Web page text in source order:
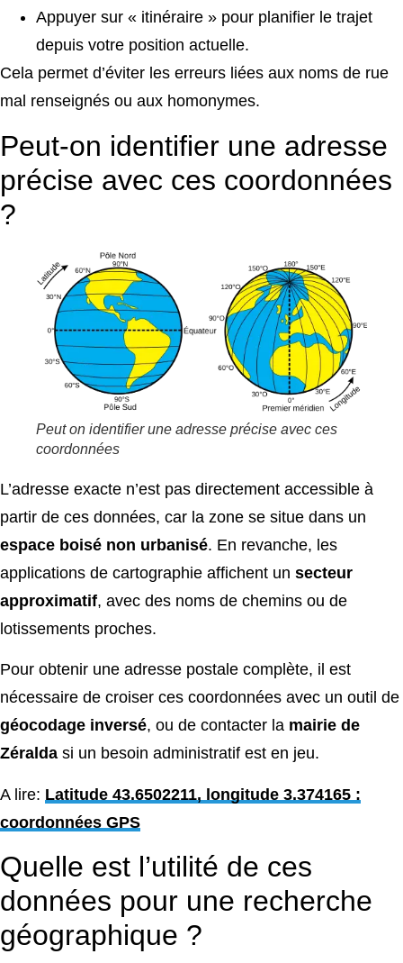
Appuyer sur « itinéraire » pour planifier le trajet
depuis votre position actuelle.
Cela permet d’éviter les erreurs liées aux noms de rue
mal renseignés ou aux homonymes.
Peut-on identifier une adresse
précise avec ces coordonnées
?
Peut on identifier une adresse précise avec ces
coordonnées
L’adresse exacte n’est pas directement accessible à
partir de ces données, car la zone se situe dans un
espace boisé non urbanisé. En revanche, les
applications de cartographie affichent un secteur
approximatif, avec des noms de chemins ou de
lotissements proches.
Pour obtenir une adresse postale complète, il est
nécessaire de croiser ces coordonnées avec un outil de
géocodage inversé, ou de contacter la mairie de
Zéralda si un besoin administratif est en jeu.
A lire: Latitude 43.6502211, longitude 3.374165 :
coordonnées GPS
Quelle est l’utilité de ces
données pour une recherche
géographique ?